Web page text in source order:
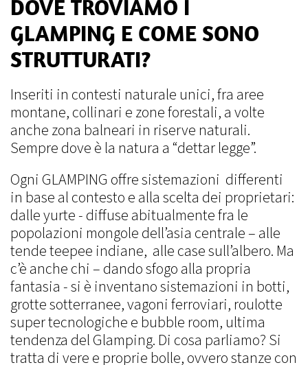
DOVE TROVIAMO I
GLAMPING E COME SONO
STRUTTURATI?
Inseriti in contesti naturale unici, fra aree
montane, collinari e zone forestali, a volte
anche zona balneari in riserve naturali.
Sempre dove è la natura a “dettar legge”.
Ogni GLAMPING offre sistemazioni differenti
in base al contesto e alla scelta dei proprietari:
dalle yurte - diffuse abitualmente fra le
popolazioni mongole dell’asia centrale – alle
tende teepee indiane, alle case sull’albero. Ma
c’è anche chi – dando sfogo alla propria
fantasia - si è inventano sistemazioni in botti,
grotte sotterranee, vagoni ferroviari, roulotte
super tecnologiche e bubble room, ultima
tendenza del Glamping. Di cosa parliamo? Si
tratta di vere e proprie bolle, ovvero stanze con